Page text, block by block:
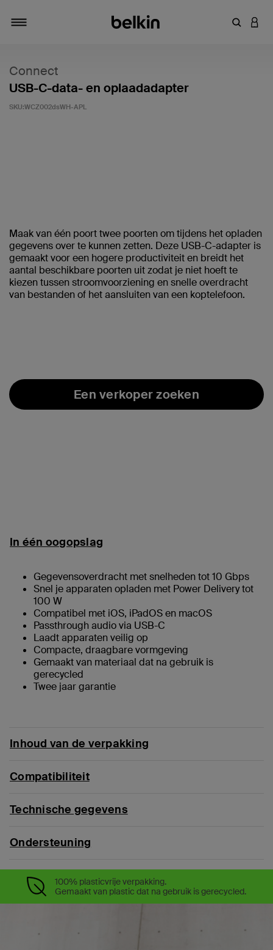
Connect
USB-C-data- en oplaadadapter
SKU:WCZ002dsWH-APL
Maak van één poort twee poorten om tijdens het opladen
gegevens over te kunnen zetten. Deze USB-C-adapter is
gemaakt voor een hogere productiviteit en breidt het
aantal beschikbare poorten uit zodat je niet hoeft te
kiezen tussen stroomvoorziening en snelle overdracht
van bestanden of het aansluiten van een koptelefoon.
Een verkoper zoeken
In één oogopslag
Gegevensoverdracht met snelheden tot 10 Gbps
Snel je apparaten opladen met Power Delivery tot
100 W
Compatibel met iOS, iPadOS en macOS
Passthrough audio via USB-C
Laadt apparaten veilig op
Compacte, draagbare vormgeving
Gemaakt van materiaal dat na gebruik is
gerecycled
Twee jaar garantie
Inhoud van de verpakking
Compatibiliteit
Technische gegevens
Ondersteuning
100% plasticvrije verpakking.
Gemaakt van plastic dat na gebruik is gerecycled.